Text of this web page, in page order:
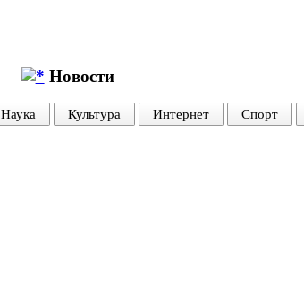
Новости
Наука Культура Интернет Спорт